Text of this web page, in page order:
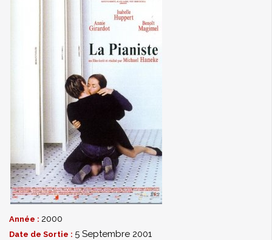
Année : 2000
Date de Sortie : 5 Septembre 2001